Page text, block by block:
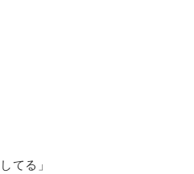
てる」